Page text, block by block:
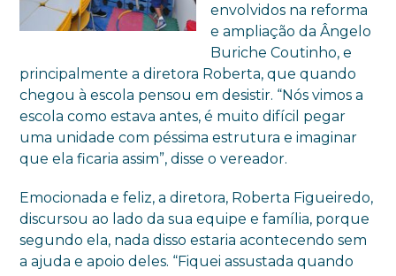
envolvidos na reforma
e ampliação da Ângelo
Buriche Coutinho, e
principalmente a diretora Roberta, que quando
chegou à escola pensou em desistir. “Nós vimos a
escola como estava antes, é muito difícil pegar
uma unidade com péssima estrutura e imaginar
que ela ficaria assim”, disse o vereador.
Emocionada e feliz, a diretora, Roberta Figueiredo,
discursou ao lado da sua equipe e família, porque
segundo ela, nada disso estaria acontecendo sem
a ajuda e apoio deles. “Fiquei assustada quando